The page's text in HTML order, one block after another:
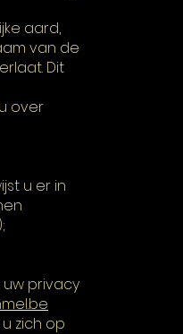
aard,
van de
Dit
over
u er in
privacy
zich op